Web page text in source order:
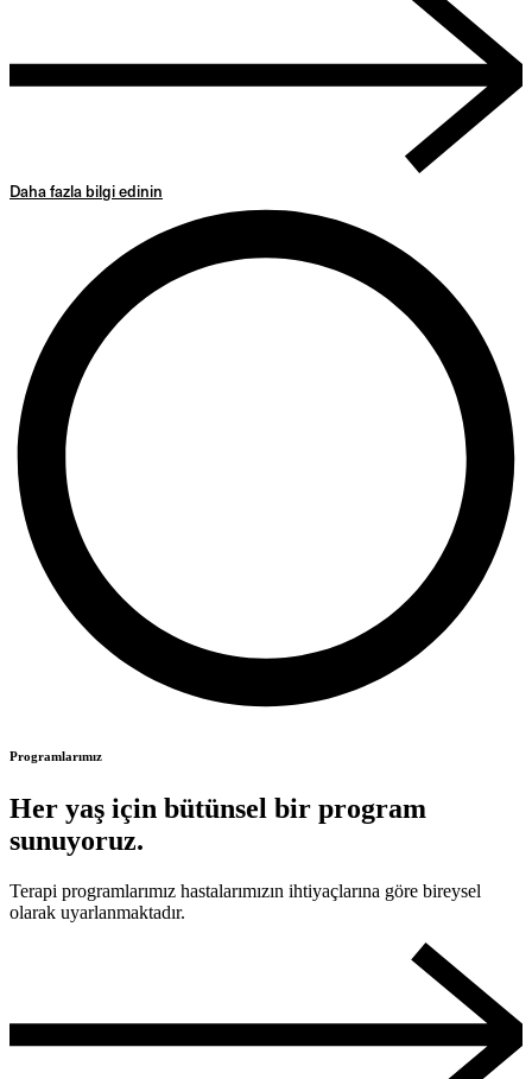
Daha fazla bilgi edinin
Programlarımız
Her yaş için bütünsel bir program
sunuyoruz.
Terapi programlarımız hastalarımızın ihtiyaçlarına göre bireysel
olarak uyarlanmaktadır.